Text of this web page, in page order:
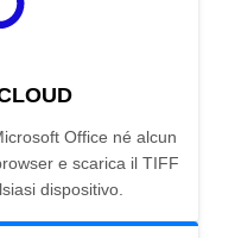
Office né alcun
e scarica il TIFF
dispositivo.